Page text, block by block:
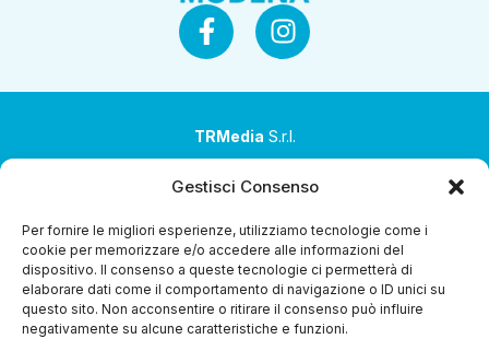
Gestisci Consenso
Per fornire le migliori esperienze, utilizziamo tecnologie come i
cookie per memorizzare e/o accedere alle informazioni del
dispositivo. Il consenso a queste tecnologie ci permetterà di
elaborare dati come il comportamento di navigazione o ID unici su
questo sito. Non acconsentire o ritirare il consenso può influire
negativamente su alcune caratteristiche e funzioni.
TRMedia S.r.l.
coordinamento da parte di Coop Alleanza 3.0 Soc. Coop.
Sede legale: via Ragazzi del ’99 nr. 51 42124 Reggio Emilia
(RE)